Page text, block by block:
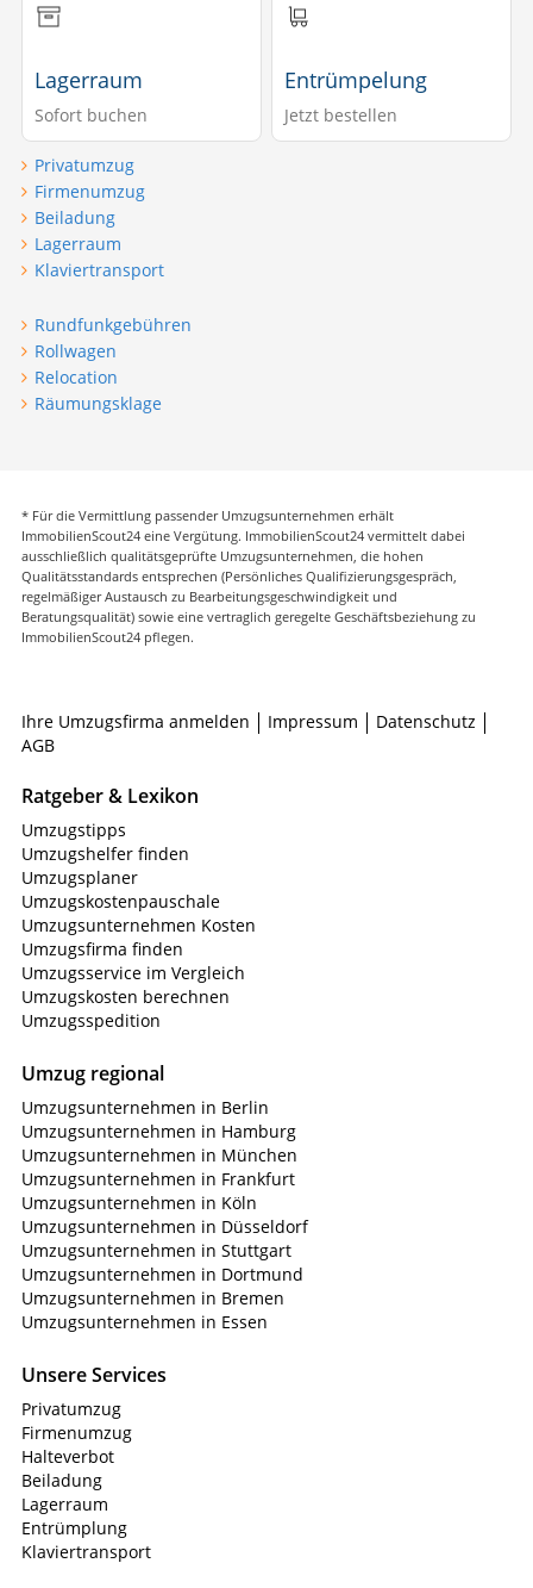
Lagerraum
Sofort buchen
Entrümpelung
Jetzt bestellen
Privatumzug
Firmenumzug
Beiladung
Lagerraum
Klaviertransport
Rundfunkgebühren
Rollwagen
Relocation
Räumungsklage
* Für die Vermittlung passender Umzugsunternehmen erhält
ImmobilienScout24 eine Vergütung. ImmobilienScout24 vermittelt dabei
ausschließlich qualitätsgeprüfte Umzugsunternehmen, die hohen
Qualitätsstandards entsprechen (Persönliches Qualifizierungsgespräch,
regelmäßiger Austausch zu Bearbeitungsgeschwindigkeit und
Beratungsqualität) sowie eine vertraglich geregelte Geschäftsbeziehung zu
ImmobilienScout24 pflegen.
Ihre Umzugsfirma anmelden Impressum
Datenschutz
AGB
Ratgeber & Lexikon
Umzugstipps
Umzugshelfer finden
Umzugsplaner
Umzugskostenpauschale
Umzugsunternehmen Kosten
Umzugsfirma finden
Umzugsservice im Vergleich
Umzugskosten berechnen
Umzugsspedition
Umzug regional
Umzugsunternehmen in Berlin
Umzugsunternehmen in Hamburg
Umzugsunternehmen in München
Umzugsunternehmen in Frankfurt
Umzugsunternehmen in Köln
Umzugsunternehmen in Düsseldorf
Umzugsunternehmen in Stuttgart
Umzugsunternehmen in Dortmund
Umzugsunternehmen in Bremen
Umzugsunternehmen in Essen
Unsere Services
Privatumzug
Firmenumzug
Halteverbot
Beiladung
Lagerraum
Entrümplung
Klaviertransport